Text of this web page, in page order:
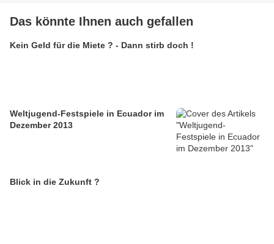
Das könnte Ihnen auch gefallen
Kein Geld für die Miete ? - Dann stirb doch !
Weltjugend-Festspiele in Ecuador im
Dezember 2013
Blick in die Zukunft ?